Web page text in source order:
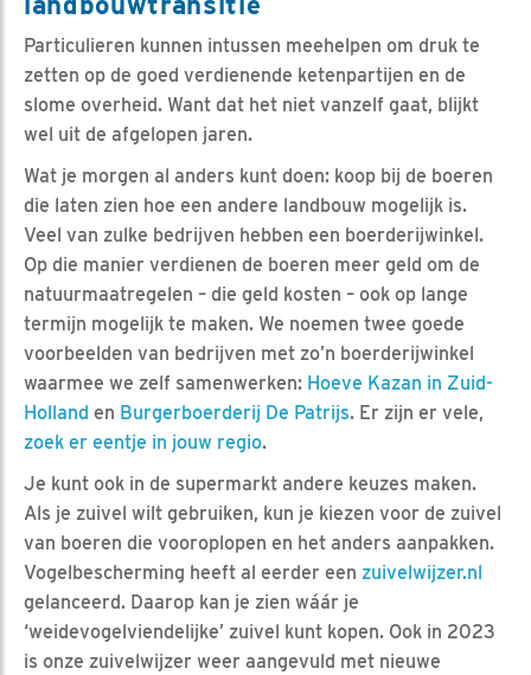
Particulieren kunnen intussen meehelpen om druk te
zetten op de goed verdienende ketenpartijen en de
slome overheid. Want dat het niet vanzelf gaat, blijkt
wel uit de afgelopen jaren.
Wat je morgen al anders kunt doen: koop bij de boeren
die laten zien hoe een andere landbouw mogelijk is.
Veel van zulke bedrijven hebben een boerderijwinkel.
Op die manier verdienen de boeren meer geld om de
natuurmaatregelen – die geld kosten – ook op lange
termijn mogelijk te maken. We noemen twee goede
voorbeelden van bedrijven met zo’n boerderijwinkel
waarmee we zelf samenwerken: Hoeve Kazan in Zuid-
Holland en Burgerboerderij De Patrijs. Er zijn er vele,
zoek er eentje in jouw regio.
Je kunt ook in de supermarkt andere keuzes maken.
Als je zuivel wilt gebruiken, kun je kiezen voor de zuivel
van boeren die vooroplopen en het anders aanpakken.
Vogelbescherming heeft al eerder een zuivelwijzer.nl
gelanceerd. Daarop kan je zien wáár je
‘weidevogelviendelijke’ zuivel kunt kopen. Ook in 2023
is onze zuivelwijzer weer aangevuld met nieuwe